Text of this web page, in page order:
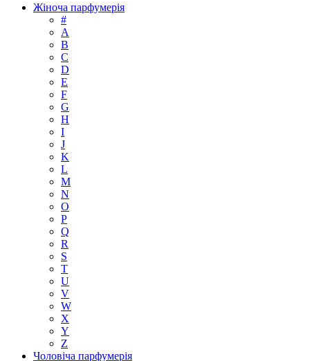
Жіноча парфумерія
#
А
B
C
D
E
F
G
H
I
J
K
L
M
N
O
P
Q
R
S
T
U
V
W
X
Y
Z
Чоловіча парфумерія